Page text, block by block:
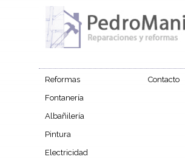
Reformas
Fontanería
Albañilería
Pintura
Electricidad
Contacto